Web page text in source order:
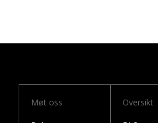
Møt oss Oversikt